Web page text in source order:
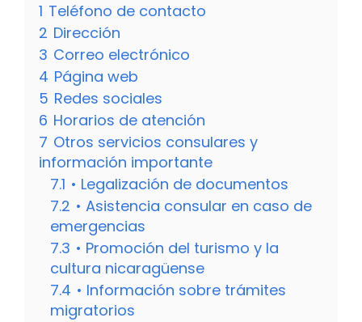
1 Teléfono de contacto
2 Dirección
3 Correo electrónico
4 Página web
5 Redes sociales
6 Horarios de atención
7 Otros servicios consulares y
información importante
7.1 • Legalización de documentos
7.2 • Asistencia consular en caso de
emergencias
7.3 • Promoción del turismo y la
cultura nicaragüense
7.4 • Información sobre trámites
migratorios